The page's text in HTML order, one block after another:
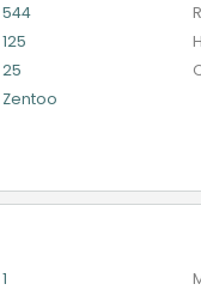
544
125
25
Zentoo
1